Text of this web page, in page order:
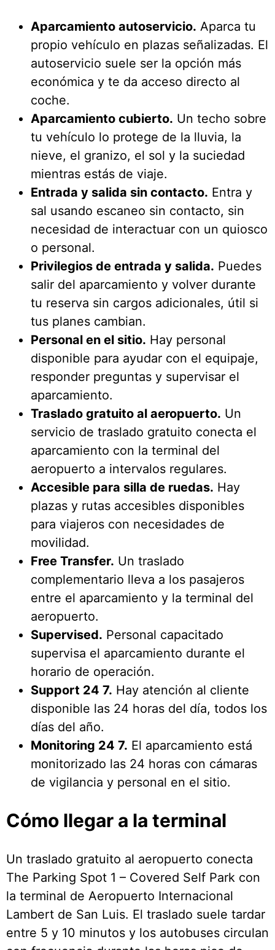
Aparcamiento autoservicio. Aparca tu
propio vehículo en plazas señalizadas. El
autoservicio suele ser la opción más
económica y te da acceso directo al
coche.
Aparcamiento cubierto. Un techo sobre
tu vehículo lo protege de la lluvia, la
nieve, el granizo, el sol y la suciedad
mientras estás de viaje.
Entrada y salida sin contacto. Entra y
sal usando escaneo sin contacto, sin
necesidad de interactuar con un quiosco
o personal.
Privilegios de entrada y salida. Puedes
salir del aparcamiento y volver durante
tu reserva sin cargos adicionales, útil si
tus planes cambian.
Personal en el sitio. Hay personal
disponible para ayudar con el equipaje,
responder preguntas y supervisar el
aparcamiento.
Traslado gratuito al aeropuerto. Un
servicio de traslado gratuito conecta el
aparcamiento con la terminal del
aeropuerto a intervalos regulares.
Accesible para silla de ruedas. Hay
plazas y rutas accesibles disponibles
para viajeros con necesidades de
movilidad.
Free Transfer. Un traslado
complementario lleva a los pasajeros
entre el aparcamiento y la terminal del
aeropuerto.
Supervised. Personal capacitado
supervisa el aparcamiento durante el
horario de operación.
Support 24 7. Hay atención al cliente
disponible las 24 horas del día, todos los
días del año.
Monitoring 24 7. El aparcamiento está
monitorizado las 24 horas con cámaras
de vigilancia y personal en el sitio.
Cómo llegar a la terminal
Un traslado gratuito al aeropuerto conecta
The Parking Spot 1 – Covered Self Park con
la terminal de Aeropuerto Internacional
Lambert de San Luis. El traslado suele tardar
entre 5 y 10 minutos y los autobuses circulan